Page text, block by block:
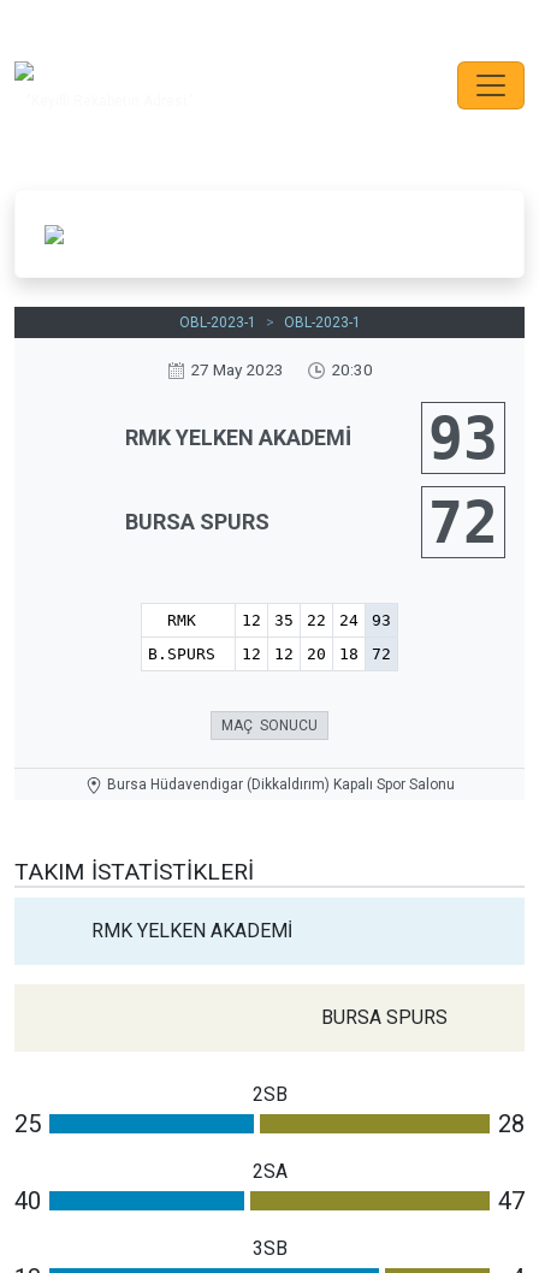
OBL-2023-1 > OBL-2023-1
27 May 2023 20:30
RMK YELKEN AKADEMİ 93
BURSA SPURS 72
RMK 12 35 22 24
93
B.SPURS
12 12 20 18 72
MAÇ SONUCU
Bursa Hüdavendigar (Dikkaldırım) Kapalı Spor Salonu
TAKIM İSTATISTIKLERI
RMK YELKEN AKADEMİ
BURSA SPURS
2SB
25 28
2SA
40 47
3SB